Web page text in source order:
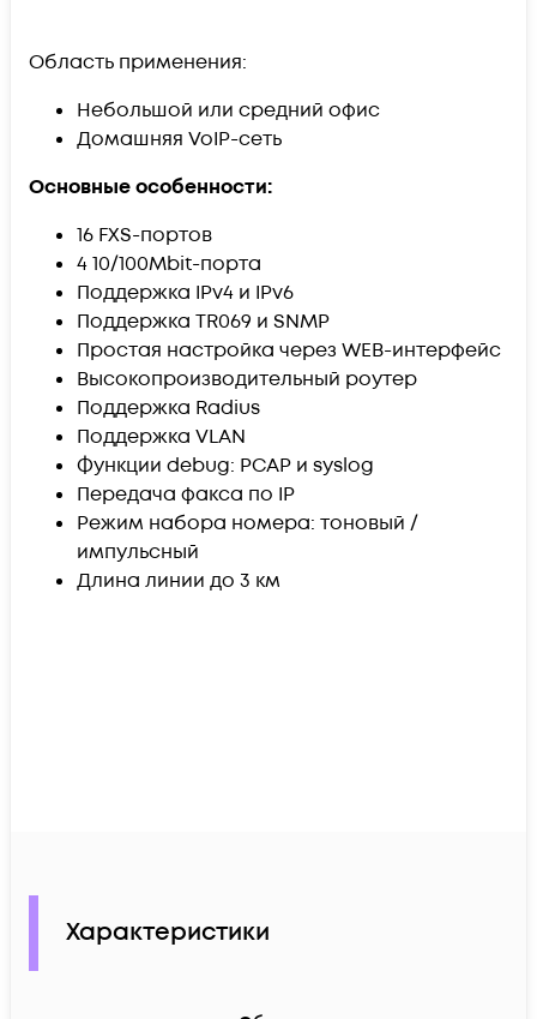
Область применения:
Небольшой или средний офис
Домашняя VoIP-сеть
Основные особенности:
16 FXS-портов
4 10/100Mbit-порта
Поддержка IPv4 и IPv6
Поддержка TR069 и SNMP
Простая настройка через WEB-интерфейс
Высокопроизводительный роутер
Поддержка Radius
Поддержка VLAN
Функции debug: PCAP и syslog
Передача факса по IP
Режим набора номера: тоновый /
импульсный
Длина линии до 3 км
Характеристики